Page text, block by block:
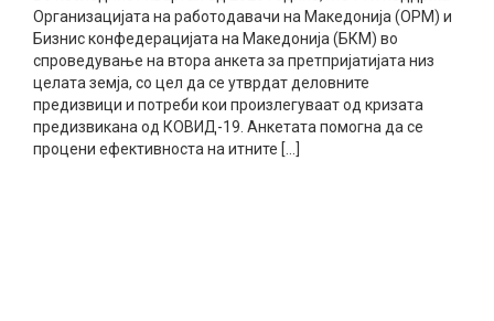
Организацијата на работодавачи на Македонија (ОРМ) и
Бизнис конфедерацијата на Македонија (БКМ) во
спроведување на втора анкета за претпријатијата низ
целата земја, со цел да се утврдат деловните
предизвици и потреби кои произлегуваат од кризата
предизвикана од КОВИД-19. Анкетата помогна да се
процени ефективноста на итните […]